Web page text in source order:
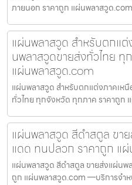
ภายนอก ราคาถูก แผ่นพลาสวูด
แผ่นพลาสวูด สำหรับตกแ
นพลาสวูดขายส่งทั่วไทย
แผ่นพลาสวูด.com
แผ่นพลาสวูด สำหรับตกแต่งภาคเห
ทั่วไทย ทุกจังหวัด ทุกภาค ราคาถูก
แผ่นพลาสวูด สีดำสตูล ขา
แดด ทนปลวก ราคาถูก แ
แผ่นพลาสวูด สีดำสตูล ขายส่งแผ่น
ถูก แผ่นพลาสวูด.com —บริการจำ